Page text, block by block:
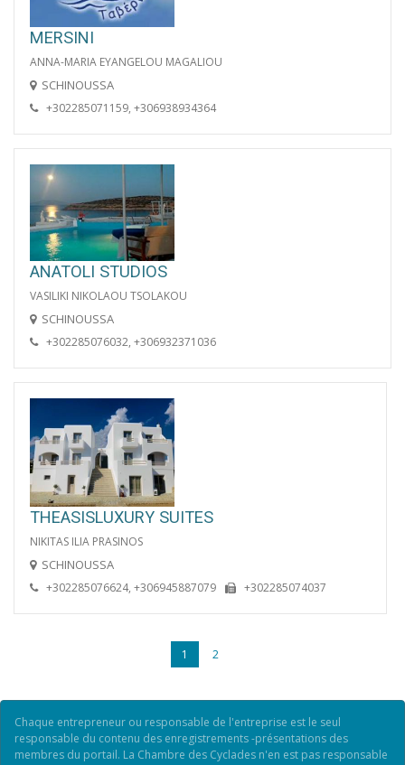
MERSINI
ANNA-MARIA EYANGELOU MAGALIOU
SCHINOUSSA
+302285071159, +306938934364
ANATOLI STUDIOS
VASILIKI NIKOLAOU TSOLAKOU
SCHINOUSSA
+302285076032, +306932371036
THEASISLUXURY SUITES
NIKITAS ILIA PRASINOS
SCHINOUSSA
+302285076624, +306945887079 +302285074037
1 2
Chaque entrepreneur ou responsable de l'entreprise est le seul
responsable du contenu des enregistrements -présentations des
membres du portail. La Chambre des Cyclades n'en est pas responsable